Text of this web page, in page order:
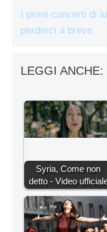
I primi concerti di
perderci a breve
LEGGI ANCHE:
Syria, Come non
detto - Video